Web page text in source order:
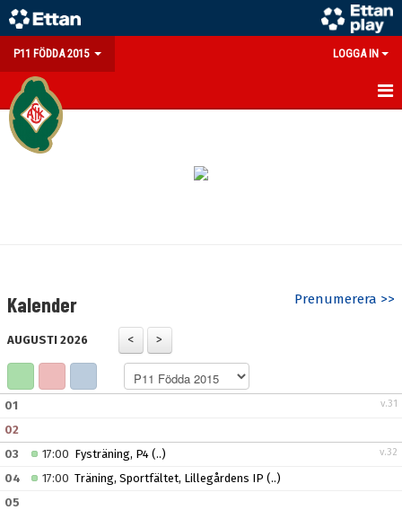
P11 FÖDDA 2015 LOGGA IN
HEM
KONTAKT
Prenumerera >>
Kalender
AUGUSTI 2026
v.31
01
02
v.32
03 17:00 Fysträning, P4 (..)
04
17:00 Träning, Sportfältet, Lillegårdens IP (..)
05